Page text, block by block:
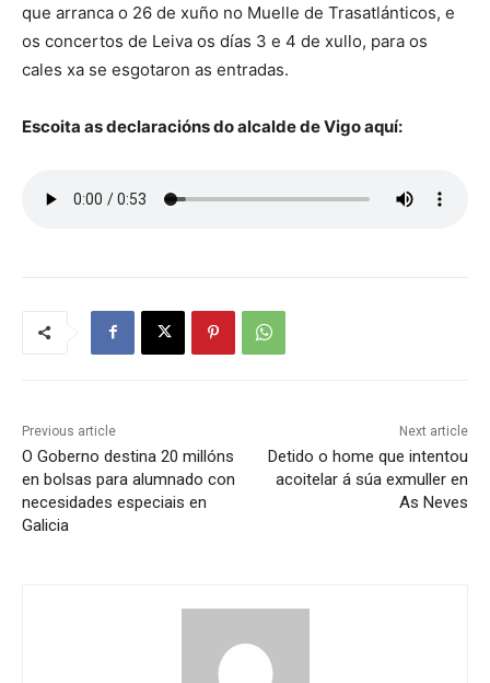
que arranca o 26 de xuño no Muelle de Trasatlánticos, e
os concertos de Leiva os días 3 e 4 de xullo, para os
cales xa se esgotaron as entradas.
Escoita as declaracións do alcalde de Vigo aquí:
Previous article
O Goberno destina 20 millóns
en bolsas para alumnado con
necesidades especiais en
Galicia
Next article
Detido o home que intentou
acoitelar á súa exmuller en
As Neves